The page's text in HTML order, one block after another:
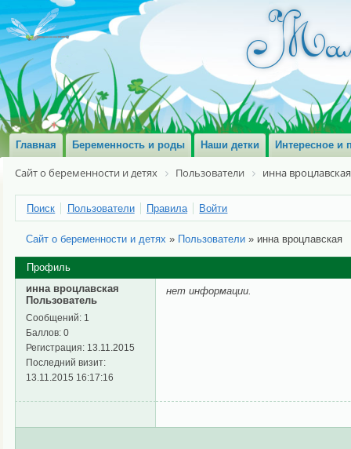
Главная Беременность и роды Наши детки Интересное и
Сайт о беременности и детях Пользователи инна вроцлавская
Поиск Пользователи Правила Войти
Сайт о беременности и детях » Пользователи » инна вроцлавская
Профиль
инна вроцлавская
Пользователь
Сообщений: 1
Баллов: 0
Регистрация: 13.11.2015
Последний визит:
13.11.2015 16:17:16
нет информации.